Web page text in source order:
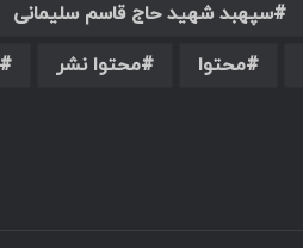
سپهبد شهید حاج قاسم سلیمانی
محتوا محتوا نشر